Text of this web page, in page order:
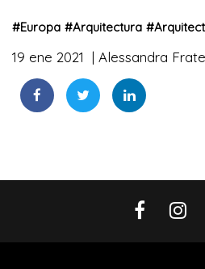
#Europa #Arquitectura #
19 ene 2021 Alessandra